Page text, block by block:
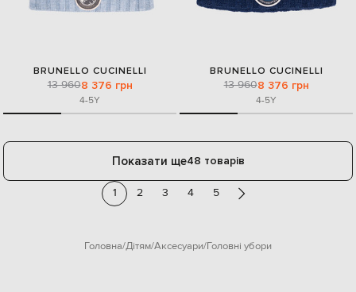
BRUNELLO CUCINELLI
13 9608 376 грн
4-5Y
BRUNELLO CUCINELLI
13 9608 376 грн
4-5Y
Показати ще48 товарів
1 2 3 4 5
Головна Дітям Аксесуари Головні убори